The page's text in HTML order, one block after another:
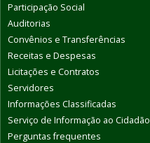
Participação Social
Auditorias
Convênios e Transferências
Receitas e Despesas
Licitações e Contratos
Servidores
Informações Classificadas
Serviço de Informação ao Cidadão
Perguntas frequentes